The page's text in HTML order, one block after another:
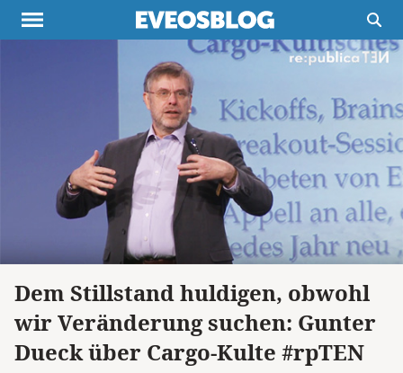
Projekte
Über uns
Werbung
Buchtipps
Newsletter
Dem Stillstand huldigen, obwohl
wir Veränderung suchen: Gunter
Dueck über Cargo-Kulte #rpTEN